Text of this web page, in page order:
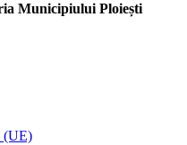
Municipiului Ploiești
(UE)